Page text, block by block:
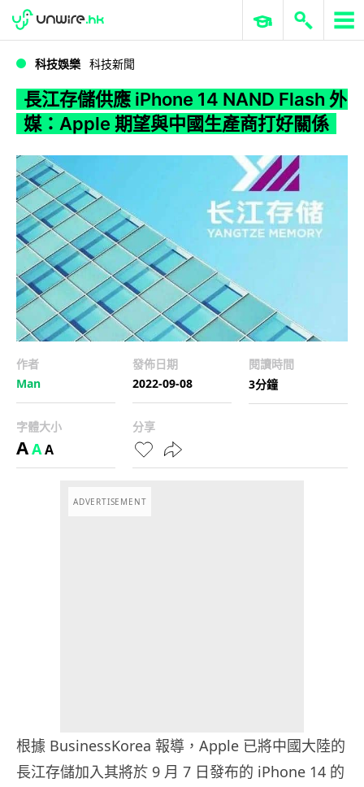
WWDC 2026 ERP 與商業 AI
科技娛樂 科技新聞
長江存儲供應 iPhone 14 NAND Flash 外
媒：Apple 期望與中國生產商打好關係
作者
Man
發佈日期
2022-09-08
閱讀時間
3分鐘
字體大小
AAA
分享
ADVERTISEMENT
根據 BusinessKorea 報導，Apple 已將中國大陸的
長江存儲加入其將於 9 月 7 日發布的 iPhone 14 的